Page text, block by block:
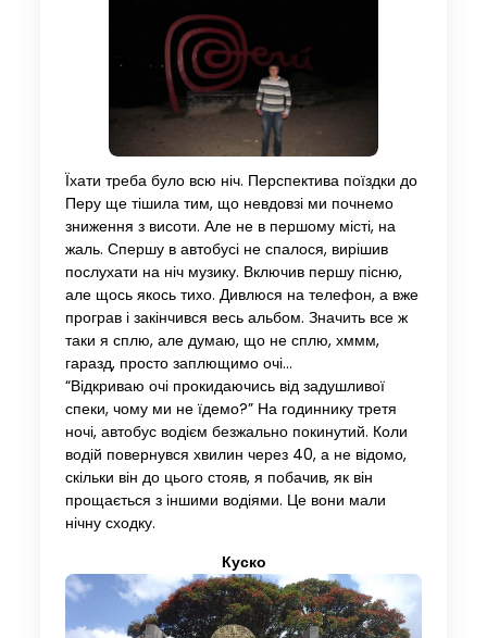
Їхати треба було всю ніч. Перспектива поїздки до
Перу ще тішила тим, що невдовзі ми почнемо
зниження з висоти. Але не в першому місті, на
жаль. Спершу в автобусі не спалося, вирішив
послухати на ніч музику. Включив першу пісню,
але щось якось тихо. Дивлюся на телефон, а вже
програв і закінчився весь альбом. Значить все ж
таки я сплю, але думаю, що не сплю, хммм,
гаразд, просто заплющимо очі…
“Відкриваю очі прокидаючись від задушливої ​​
спеки, чому ми не їдемо?” На годиннику третя
ночі, автобус водієм безжально покинутий. Коли
водій повернувся хвилин через 40, а не відомо,
скільки він до цього стояв, я побачив, як він
прощається з іншими водіями. Це вони мали
нічну сходку.
Куско